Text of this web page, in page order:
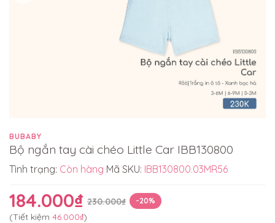
BUBABY
Bộ ngắn tay cài chéo Little Car IBB130800
Tình trạng: Còn hàng Mã SKU: IBB130800.03MR56
184.000₫ 230.000₫ -20%
(Tiết kiệm 46.000₫)